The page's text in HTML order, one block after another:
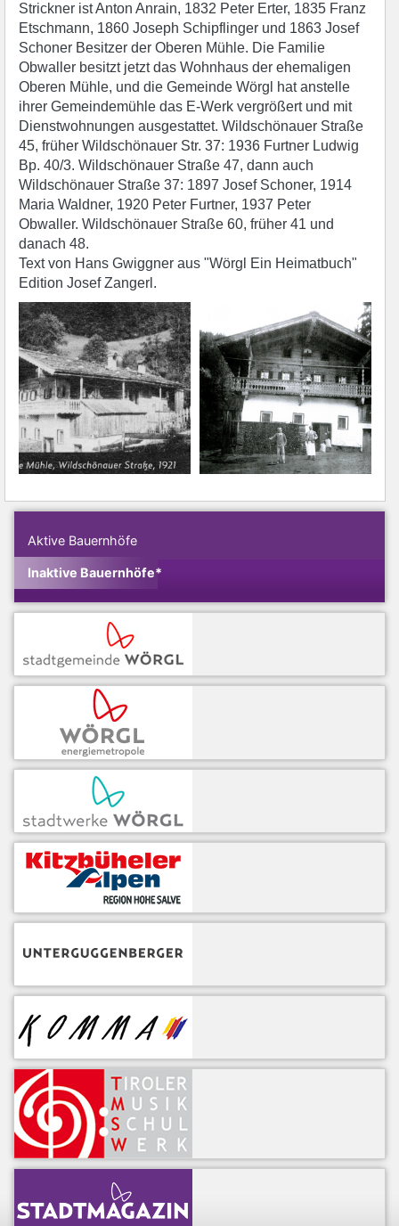
Strickner ist Anton Anrain, 1832 Peter Erter, 1835 Franz
Etschmann, 1860 Joseph Schipflinger und 1863 Josef
Schoner Besitzer der Oberen Mühle. Die Familie
Obwaller besitzt jetzt das Wohnhaus der ehemaligen
Oberen Mühle, und die Gemeinde Wörgl hat anstelle
ihrer Gemeindemühle das E-Werk vergrößert und mit
Dienstwohnungen ausgestattet. Wildschönauer Straße
45, früher Wildschönauer Str. 37: 1936 Furtner Ludwig
Bp. 40/3. Wildschönauer Straße 47, dann auch
Wildschönauer Straße 37: 1897 Josef Schoner, 1914
Maria Waldner, 1920 Peter Furtner, 1937 Peter
Obwaller. Wildschönauer Straße 60, früher 41 und
danach 48.
Text von Hans Gwiggner aus "Wörgl Ein Heimatbuch"
Edition Josef Zangerl.
Aktive Bauernhöfe
Inaktive Bauernhöfe*